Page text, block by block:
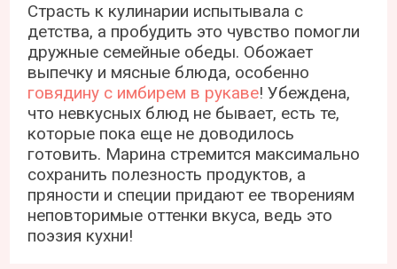
Страсть к кулинарии испытывала с
детства, а пробудить это чувство помогли
дружные семейные обеды. Обожает
выпечку и мясные блюда, особенно
говядину с имбирем в рукаве! Убеждена,
что невкусных блюд не бывает, есть те,
которые пока еще не доводилось
готовить. Марина стремится максимально
сохранить полезность продуктов, а
пряности и специи придают ее творениям
неповторимые оттенки вкуса, ведь это
поэзия кухни!